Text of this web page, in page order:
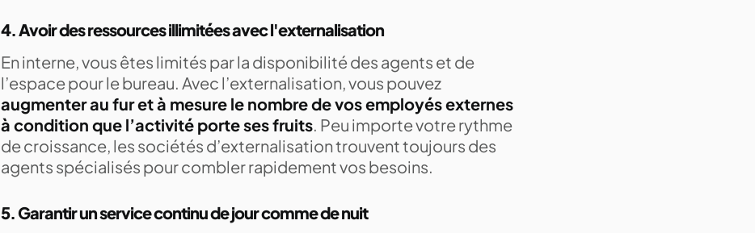
4. Avoir des ressources illimitées avec l'externalisation
En interne, vous êtes limités par la disponibilité des agents et de
l’espace pour le bureau. Avec l’externalisation, vous pouvez
augmenter au fur et à mesure le nombre de vos employés externes
à condition que l’activité porte ses fruits. Peu importe votre rythme
de croissance, les sociétés d’externalisation trouvent toujours des
agents spécialisés pour combler rapidement vos besoins.
5. Garantir un service continu de jour comme de nuit